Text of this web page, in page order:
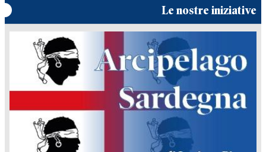
Le nostre iniziative